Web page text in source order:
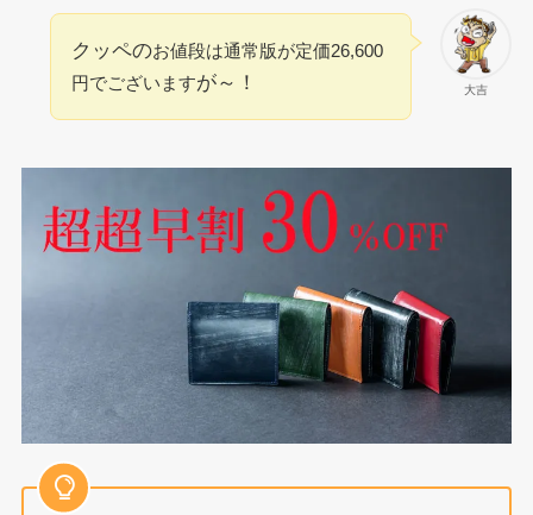
大吉
クッペのお値段は通常版が定価26,600
円でございますが～！